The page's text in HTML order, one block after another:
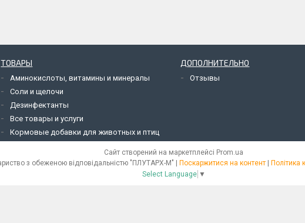
ТОВАРЫ
Аминокислоты, витамины и минералы
Соли и щелочи
Дезинфектанты
Все товары и услуги
Кормовые добавки для животных и птиц
ДОПОЛНИТЕЛЬНО
Отзывы
Сайт створений на маркетплейсі Prom.ua
Поскаржитися на контент
Політика
Select Language ▼